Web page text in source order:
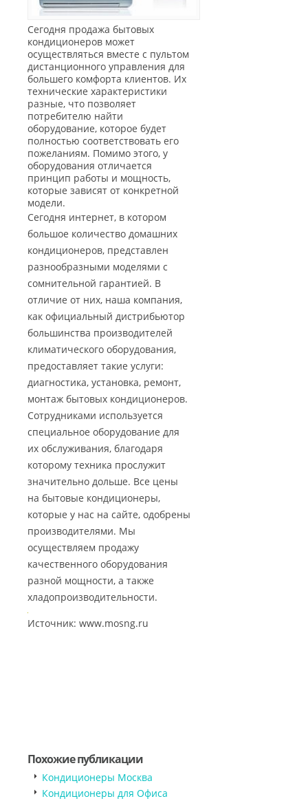
Сегодня продажа бытовых
кондиционеров может
осуществляться вместе с пультом
дистанционного управления для
большего комфорта клиентов. Их
технические характеристики
разные, что позволяет
потребителю найти
оборудование, которое будет
полностью соответствовать его
пожеланиям. Помимо этого, у
оборудования отличается
принцип работы и мощность,
которые зависят от конкретной
модели.
Сегодня интернет, в котором
большое количество домашних
кондиционеров, представлен
разнообразными моделями с
сомнительной гарантией. В
отличие от них, наша компания,
как официальный дистрибьютор
большинства производителей
климатического оборудования,
предоставляет такие услуги:
диагностика, установка, ремонт,
монтаж бытовых кондиционеров.
Сотрудниками используется
специальное оборудование для
их обслуживания, благодаря
которому техника прослужит
значительно дольше. Все цены
на бытовые кондиционеры,
которые у нас на сайте, одобрены
производителями. Мы
осуществляем продажу
качественного оборудования
разной мощности, а также
хладопроизводительности.
Источник: www.mosng.ru
Похожие публикации
Кондиционеры Москва
Кондиционеры для Офиса